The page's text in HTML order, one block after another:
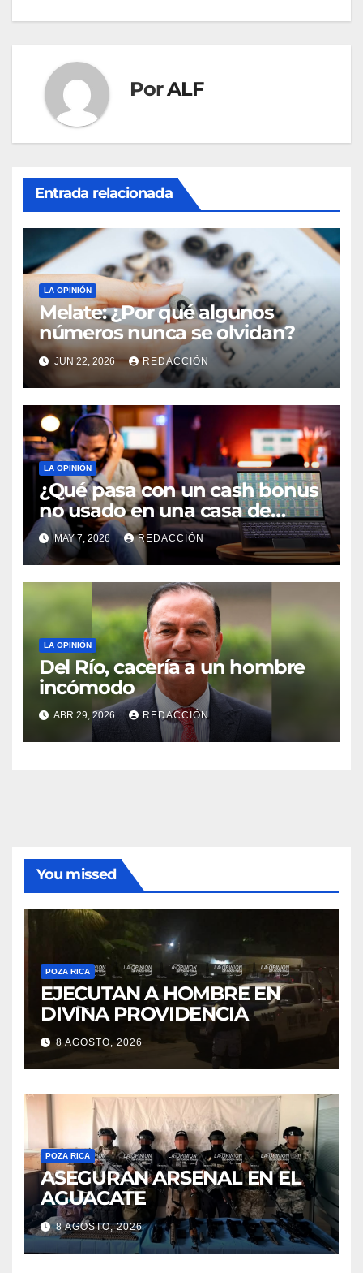
PorALF
Entrada relacionada
LA OPINIÓN
Melate: ¿Por qué algunos
números nunca se olvidan?
JUN 22, 2026 REDACCIÓN
LA OPINIÓN
¿Qué pasa con un cash bonus
no usado en una casa de
apuestas online?
MAY 7, 2026 REDACCIÓN
LA OPINIÓN
Del Río, cacería a un hombre
incómodo
ABR 29, 2026 REDACCIÓN
You missed
POZA RICA
EJECUTAN A HOMBRE EN
DIVINA PROVIDENCIA
8 AGOSTO, 2026
POZA RICA
ASEGURAN ARSENAL EN EL
AGUACATE
8 AGOSTO, 2026